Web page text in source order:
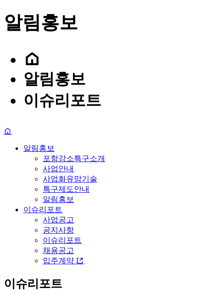
알림홍보
알림홍보
이슈리포트
알림홍보
포항강소특구소개
사업안내
사업화유망기술
특구제도안내
알림홍보
이슈리포트
사업공고
공지사항
이슈리포트
채용공고
입주계약
이슈리포트